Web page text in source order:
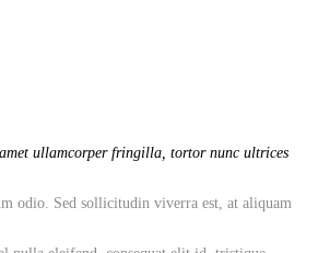
ullamcorper fringilla, tortor nunc ultrices
odio. Sed sollicitudin viverra est, at aliquam